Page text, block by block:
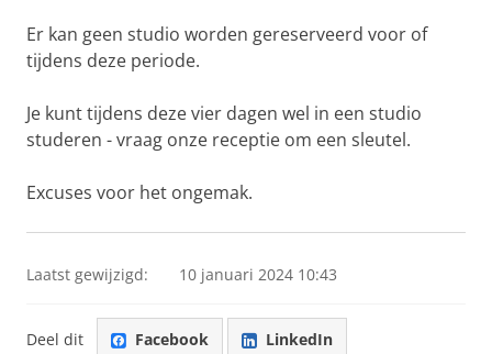
Er kan geen studio worden gereserveerd voor of
tijdens deze periode.
Je kunt tijdens deze vier dagen wel in een studio
studeren - vraag onze receptie om een sleutel.
Excuses voor het ongemak.
Laatst gewijzigd: 10 januari 2024 10:43
Deel dit Facebook LinkedIn